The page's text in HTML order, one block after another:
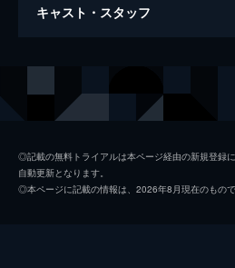
バケモノの子
キャスト・スタッフ
九太（少年期）
◎記載の無料トライアルは本ページ経由の新規登録
自動更新となります。
◎本ページに記載の情報は、2026年8月現在のもので